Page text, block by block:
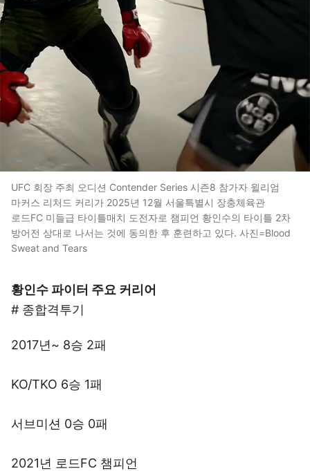
UFC 회장 주최 오디션 Contender Series 시즌8 참가자 윌리엄
마커스 리처드 커리가 2025년 12월 서울특별시 장충체육관
로드FC 미들급 타이틀매치 도전자로 챔피언 황인수의 타이틀 2차
방어전 상대로 나서는 것에 동의한 후 훈련하고 있다. 사진=Blood
Sweat and Tears
황인수 파이터 주요 커리어
# 종합격투기
2017년~ 8승 2패
KO/TKO 6승 1패
서브미션 0승 0패
2021년 로드FC 챔피언